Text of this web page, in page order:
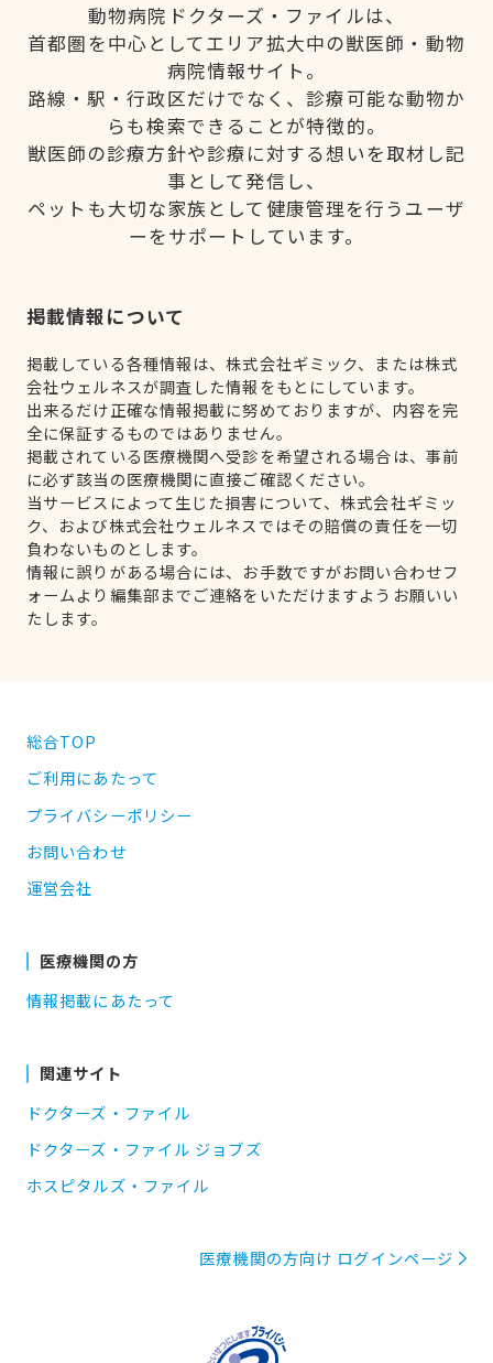
動物病院ドクターズ・ファイルは、
首都圏を中心としてエリア拡大中の獣医師・動物
病院情報サイト。
路線・駅・行政区だけでなく、診療可能な動物か
らも検索できることが特徴的。
獣医師の診療方針や診療に対する想いを取材し記
事として発信し、
ペットも大切な家族として健康管理を行うユーザ
ーをサポートしています。
掲載情報について
掲載している各種情報は、株式会社ギミック、または株式
会社ウェルネスが調査した情報をもとにしています。
出来るだけ正確な情報掲載に努めておりますが、内容を完
全に保証するものではありません。
掲載されている医療機関へ受診を希望される場合は、事前
に必ず該当の医療機関に直接ご確認ください。
当サービスによって生じた損害について、株式会社ギミッ
ク、および株式会社ウェルネスではその賠償の責任を一切
負わないものとします。
情報に誤りがある場合には、お手数ですがお問い合わせフ
ォームより編集部までご連絡をいただけますようお願いい
たします。
総合TOP
ご利用にあたって
プライバシーポリシー
お問い合わせ
運営会社
医療機関の方
情報掲載にあたって
関連サイト
ドクターズ・ファイル
ドクターズ・ファイル ジョブズ
ホスピタルズ・ファイル
医療機関の方向け ログインページ